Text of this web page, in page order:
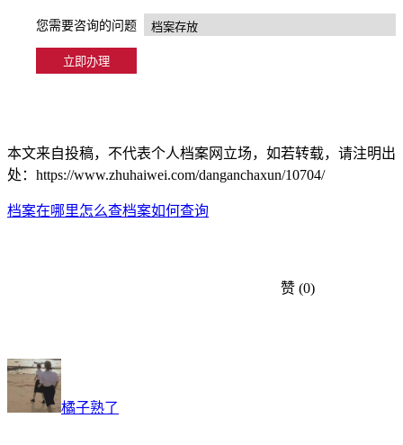
您需要咨询的问题
本文来自投稿，不代表个人档案网立场，如若转载，请注明出
处：https://www.zhuhaiwei.com/danganchaxun/10704/
档案在哪里怎么查档案如何查询
赞 (0)
橘子熟了